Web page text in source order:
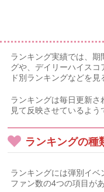
ランキング実績では、
グや、デイリーハイス
ド別ランキングなどを見
ランキングは毎日更新
見て反映させているよう
ランキングの種
ランキングには弾別イベ
ファン数の4つの項目が